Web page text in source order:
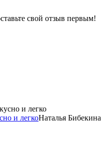
свой отзыв первым!
и легкоНаталья Бибекина